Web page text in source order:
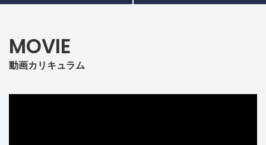
MOVIE
動画カリキュラム